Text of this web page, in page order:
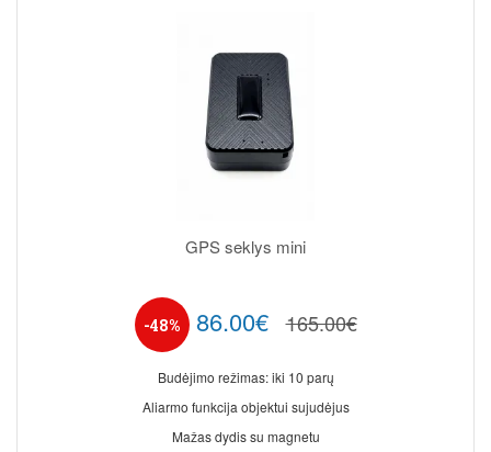
GPS seklys mini
-48% 86.00€ 165.00€
Budėjimo režimas: iki 10 parų
Aliarmo funkcija objektui sujudėjus
Mažas dydis su magnetu